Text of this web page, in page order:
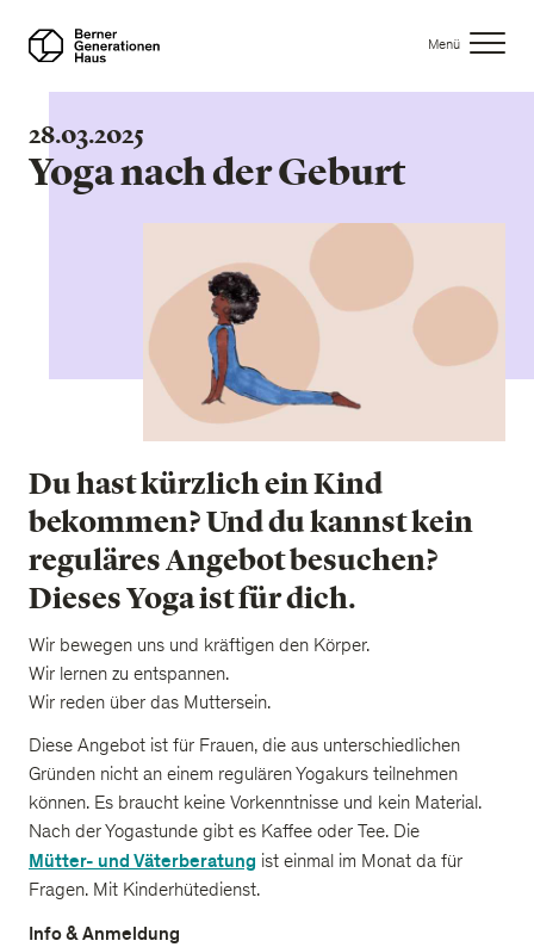
zum
Menü
28.03.2025
Yoga nach der Geburt
Du hast kürzlich ein Kind
bekommen? Und du kannst kein
reguläres Angebot besuchen?
Dieses Yoga ist für dich.
Wir bewegen uns und kräftigen den Körper.
Wir lernen zu entspannen.
Wir reden über das Muttersein.
Diese Angebot ist für Frauen, die aus unterschiedlichen
Gründen nicht an einem regulären Yogakurs teilnehmen
können. Es braucht keine Vorkenntnisse und kein Material.
Nach der Yogastunde gibt es Kaffee oder Tee. Die
Mütter- und Väterberatung ist einmal im Monat da für
Fragen. Mit Kinderhütedienst.
Info & Anmeldung